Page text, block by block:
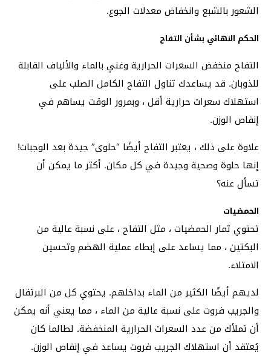
الشعور بالشبع وانخفاض معدلات الجوع.
الحكم النهائي بشأن التفاح
التفاح منخفض السعرات الحرارية وغني بالماء والألياف القابلة
للذوبان. قد يساعدك تناول التفاح الكامل الصلب على
استهلاك سعرات حرارية أقل ، وبمرور الوقت يساهم في
إنقاص الوزن.
علاوة على ذلك ، يعتبر التفاح أيضًا “حلوى” جيدة بعد الوجبات!
إنها حلوة وصحية وجيدة في كل مكان. أكثر ما يمكن أن
تسأل عنه؟
الحمضيات
تحتوي ثمار الحمضيات ، مثل التفاح ، على نسبة عالية من
البكتين ، مما يساعد على إبطاء عملية الهضم وتحسين
الامتلاء.
لديهم أيضًا الكثير من الماء بداخلهم. يحتوي كل من البرتقال
والجريب فروت على نسبة عالية من الماء ، مما يعني أنه يمكن
أن تملأك من عدد السعرات الحرارية المنخفضة. لطالما كان
يُعتقد أن استهلاك الجريب فروت يساعد في إنقاص الوزن.